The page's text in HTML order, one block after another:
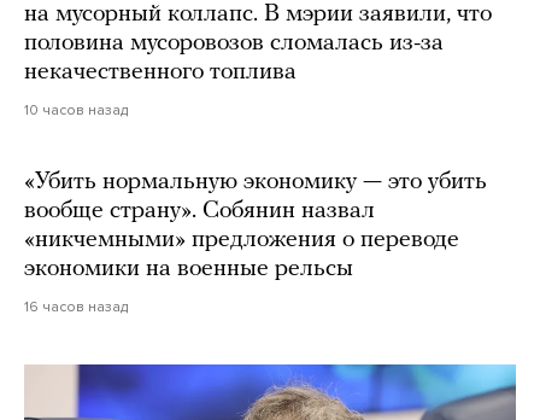
на мусорный коллапс. В мэрии заявили, что
половина мусоровозов сломалась из-за
некачественного топлива
10 часов назад
«Убить нормальную экономику — это убить
вообще страну». Собянин назвал
«никчемными» предложения о переводе
экономики на военные рельсы
16 часов назад